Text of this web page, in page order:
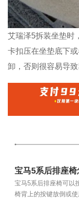
艾瑞泽5拆装坐垫时
卡扣压在坐垫底下
卸，否则很容易导致
宝马5系后排座椅
宝马5系后排座椅可以
椅背上的按键放倒或使